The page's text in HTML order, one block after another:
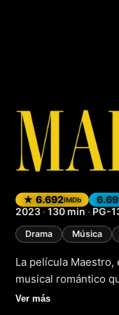
★ 6.692IMDb
2023 · 130 min · PG-
Drama Música
La película
musical romántico
través de la música
Ver más